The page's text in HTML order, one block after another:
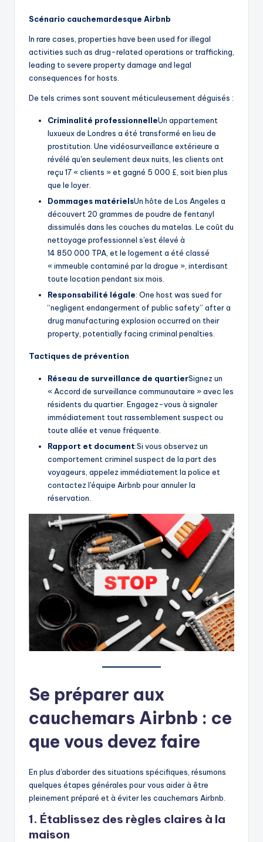
Scénario cauchemardesque Airbnb
In rare cases, properties have been used for illegal
activities such as drug-related operations or trafficking,
leading to severe property damage and legal
consequences for hosts.
De tels crimes sont souvent méticuleusement déguisés :
Criminalité professionnelleUn appartement
luxueux de Londres a été transformé en lieu de
prostitution. Une vidéosurveillance extérieure a
révélé qu'en seulement deux nuits, les clients ont
reçu 17 « clients » et gagné 5 000 £, soit bien plus
que le loyer.
Dommages matérielsUn hôte de Los Angeles a
découvert 20 grammes de poudre de fentanyl
dissimulés dans les couches du matelas. Le coût du
nettoyage professionnel s'est élevé à
14 850 000 TPA, et le logement a été classé
« immeuble contaminé par la drogue », interdisant
toute location pendant six mois.
Responsabilité légale: One host was sued for
“negligent endangerment of public safety” after a
drug manufacturing explosion occurred on their
property, potentially facing criminal penalties.
Tactiques de prévention
Réseau de surveillance de quartierSignez un
« Accord de surveillance communautaire » avec les
résidents du quartier. Engagez-vous à signaler
immédiatement tout rassemblement suspect ou
toute allée et venue fréquente.
Rapport et document:Si vous observez un
comportement criminel suspect de la part des
voyageurs, appelez immédiatement la police et
contactez l'équipe Airbnb pour annuler la
réservation.
Se préparer aux
cauchemars Airbnb : ce
que vous devez faire
En plus d'aborder des situations spécifiques, résumons
quelques étapes générales pour vous aider à être
pleinement préparé et à éviter les cauchemars Airbnb.
1. Établissez des règles claires à la
maison